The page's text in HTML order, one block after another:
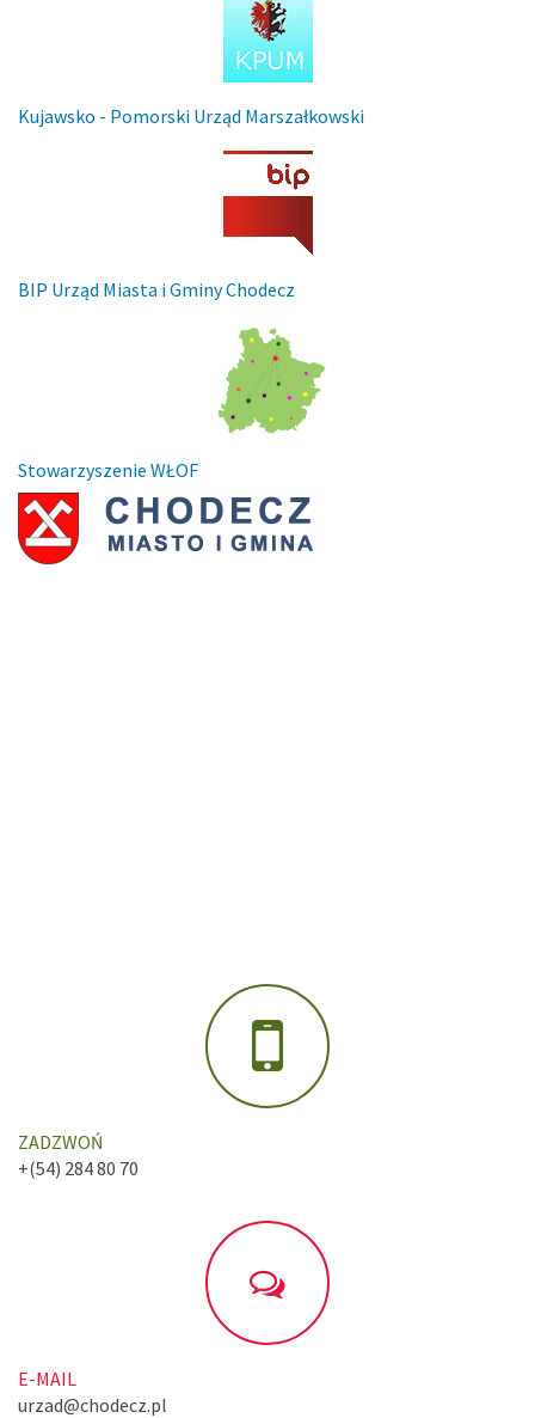
Kujawsko - Pomorski Urząd Marszałkowski
BIP Urząd Miasta i Gminy Chodecz
Stowarzyszenie WŁOF
ZADZWOŃ
+(54) 284 80 70
E-MAIL
urzad@chodecz.pl